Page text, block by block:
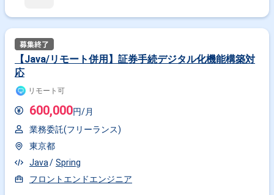
【Java/リモート併用】証券手続デジタル化機能構築対
応
リモート可
600,000円/月
業務委託(フリーランス)
東京都
Java
Spring
フロントエンドエンジニア